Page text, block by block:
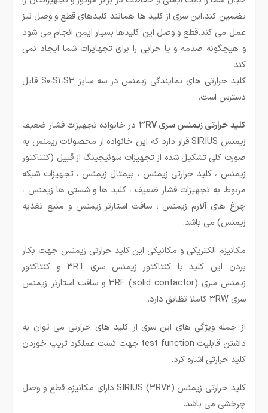
تضمین کند.این سری از کلید ها همانند کلیدهای قطع و وصل نیز
عمل می کند.قطع و وصل این کلیدها بسیار ایمن انجام می شود
و هیچگونه صدمه و یا خرابی را برای تجهایزات شما ایجاد نمی
کند.
کلید حرارتی های نمایندگی زیمنس در سه سایز S0،S1،S3 قابل
دسترس است.
کلید حرارتی زیمنس سری 3RV
در خانواده تجهیزات فشار ضعیف
زیمنس SIRIUS قرار دارد که این خانواده از محصولات زیمنس به
صورت کلی تشکیل شده از تجهیزات سوئیچینگ از قبیل (کنتاکتور
زیمنس ، کلید حرارتی زیمنس ، بیمتال زیمنس ، تجهیزات شبکه
مربوط به تجهیزات فشار ضعیف ، کلید ها و شستی ها زیمنس ،
چراغ های آلارم زیمنس ، سافت استارتر زیمنس و منبع تغذیه
زیمنس) می باشد.
مکانیزم الکتریکی و مکانیکی این کلید حرارتی زیمنس جهت بکار
بردن این کلید با کنتاکتور زیمنس سری 3RT و کنتاکتور
زیمنس سری (3RF (solid contactor و سافت استارتر زیمنس
سری 3RW کاملا تظابق دارد.
از جمله ویژگی های این سری ار کلید های حرارتی می توان به
داشتن قابلیت test function جهت تست عملکرد تریپ خوردن
کلید حرارتی اشاره کرد.
کلید حرارتی زیمنس (SIRIUS (3RV2 دارای مکانیزم قطع و وصل
چرخشی می باشد.